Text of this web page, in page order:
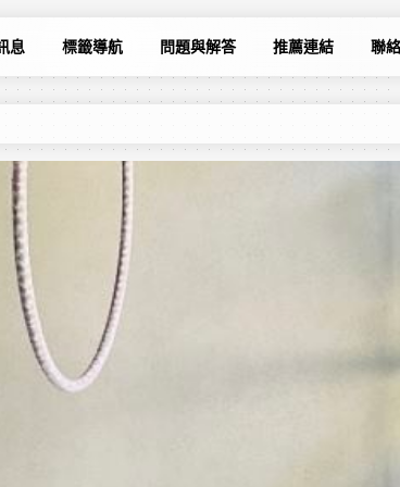
息 標籤導航 問題與解答 推薦連結 聯